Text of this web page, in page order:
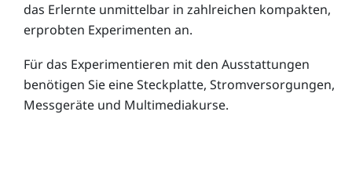
das Erlernte unmittelbar in zahlreichen kompakten,
erprobten Experimenten an.
Für das Experimentieren mit den Ausstattungen
benötigen Sie eine Steckplatte, Stromversorgungen,
Messgeräte und Multimediakurse.